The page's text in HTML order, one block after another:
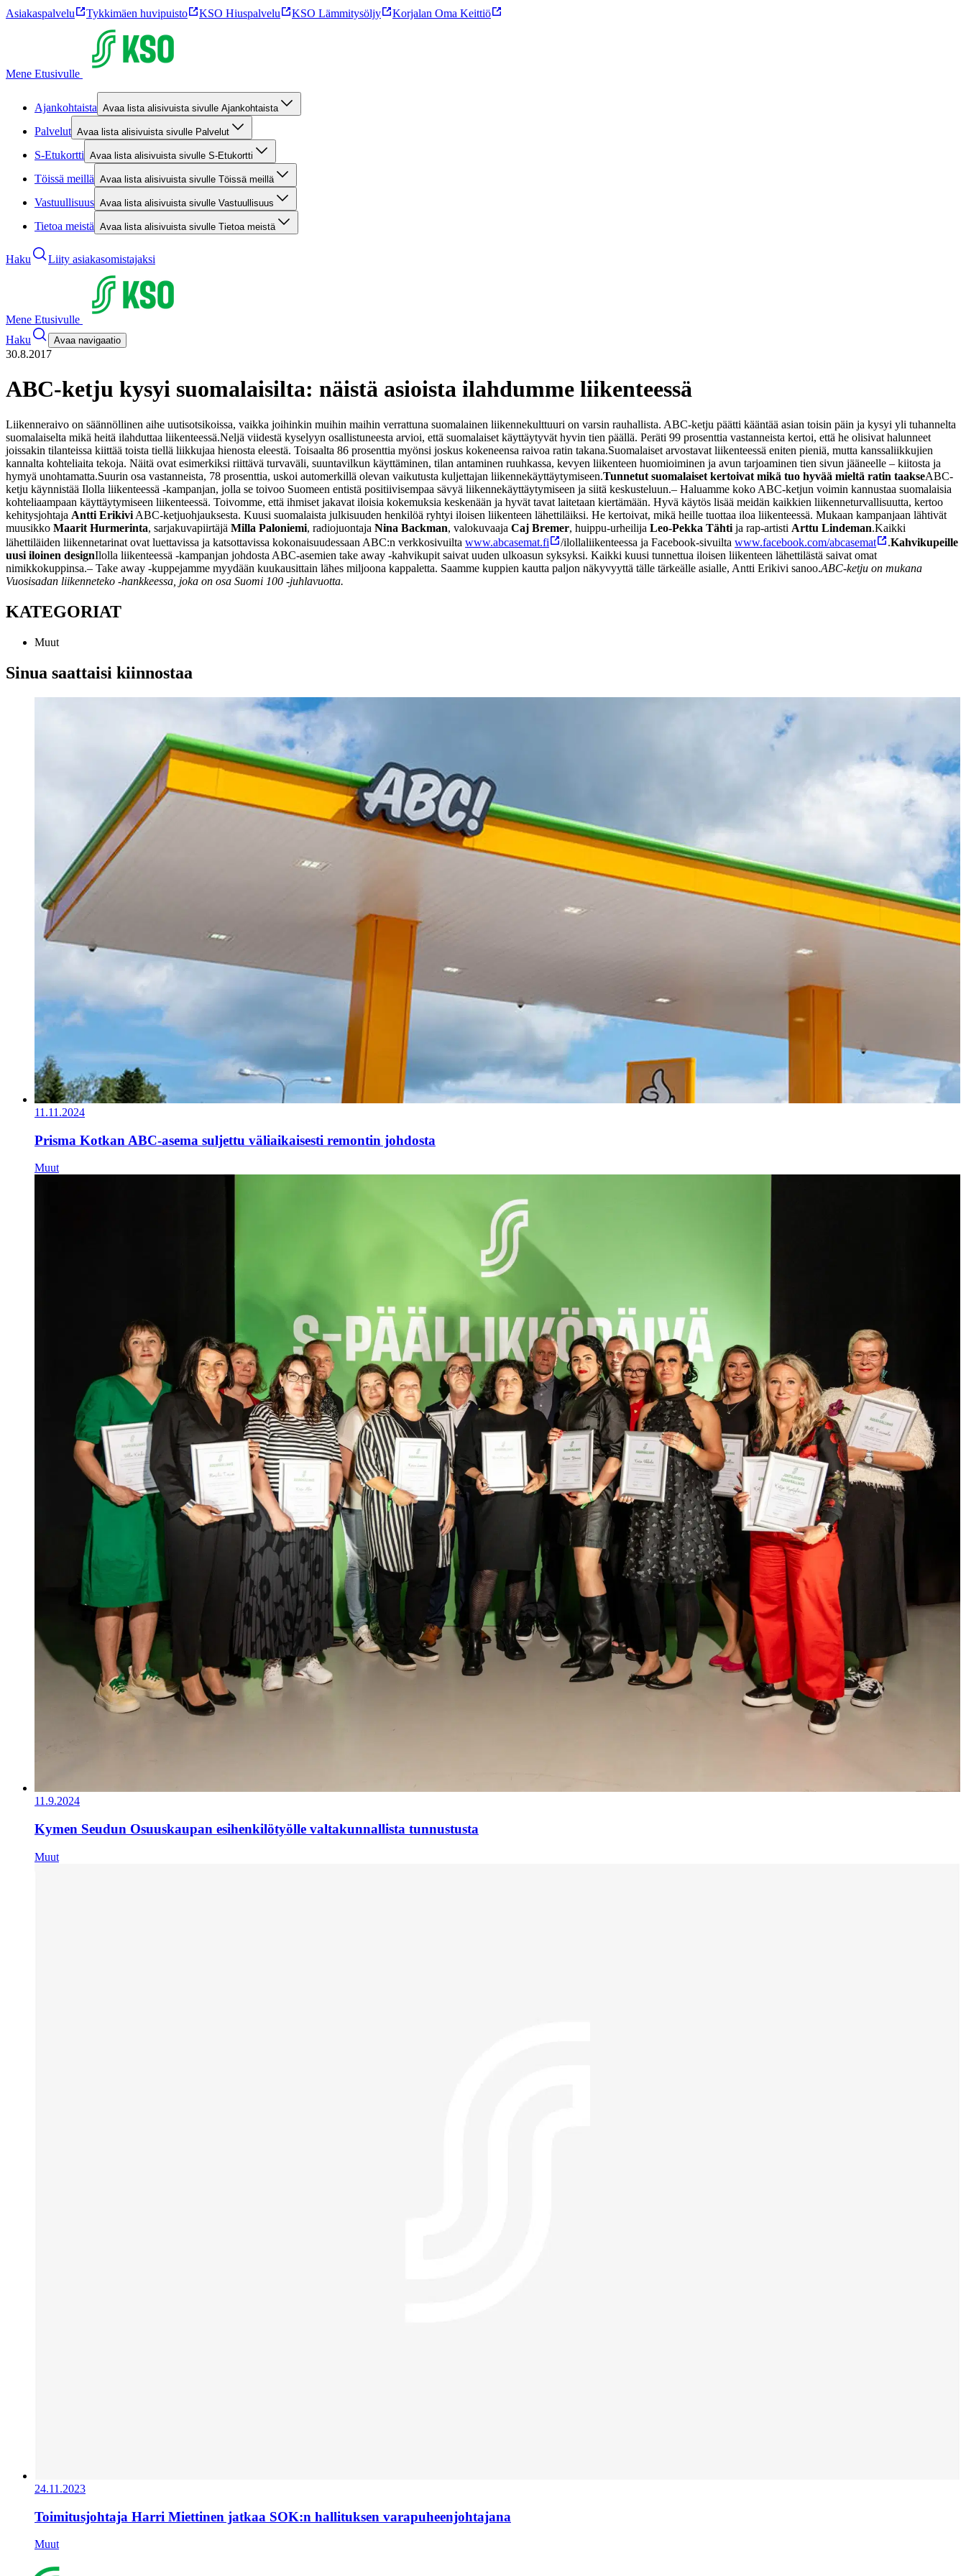
Asiakaspalvelu Tykkimäen huvipuisto KSO Hiuspalvelu KSO Lämmitysöljy Korjalan Oma Keittiö
Mene Etusivulle
Ajankohtaista Avaa lista alisivuista sivulle Ajankohtaista
Palvelut Avaa lista alisivuista sivulle Palvelut
S-Etukortti Avaa lista alisivuista sivulle S-Etukortti
Töissä meillä Avaa lista alisivuista sivulle Töissä meillä
Vastuullisuus Avaa lista alisivuista sivulle Vastuullisuus
Tietoa meistä Avaa lista alisivuista sivulle Tietoa meistä
Haku Liity asiakasomistajaksi
Mene Etusivulle
Haku
Avaa navigaatio
30.8.2017
ABC-ketju kysyi suomalaisilta: näistä asioista ilahdumme liikenteessä
Liikenneraivo on säännöllinen aihe uutisotsikoissa, vaikka joihinkin muihin maihin verrattuna suomalainen liikennekulttuuri on varsin rauhallista. ABC-ketju päätti kääntää asian toisin päin ja kysyi yli tuhannelta
suomalaiselta mikä heitä ilahduttaa liikenteessä.Neljä viidestä kyselyyn osallistuneesta arvioi, että suomalaiset käyttäytyvät hyvin tien päällä. Peräti 99 prosenttia vastanneista kertoi, että he olisivat halunneet
joissakin tilanteissa kiittää toista tiellä liikkujaa hienosta eleestä. Toisaalta 86 prosenttia myönsi joskus kokeneensa raivoa ratin takana.Suomalaiset arvostavat liikenteessä eniten pieniä, mutta kanssaliikkujien
kannalta kohteliaita tekoja. Näitä ovat esimerkiksi riittävä turvaväli, suuntavilkun käyttäminen, tilan antaminen ruuhkassa, kevyen liikenteen huomioiminen ja avun tarjoaminen tien sivun jääneelle – kiitosta ja
hymyä unohtamatta.Suurin osa vastanneista, 78 prosenttia, uskoi automerkillä olevan vaikutusta kuljettajan liikennekäyttäytymiseen.Tunnetut suomalaiset kertoivat mikä tuo hyvää mieltä ratin taakseABC-
ketju käynnistää Ilolla liikenteessä -kampanjan, jolla se toivoo Suomeen entistä positiivisempaa sävyä liikennekäyttäytymiseen ja siitä keskusteluun.– Haluamme koko ABC-ketjun voimin kannustaa suomalaisia
kohteliaampaan käyttäytymiseen liikenteessä. Toivomme, että ihmiset jakavat iloisia kokemuksia keskenään ja hyvät tavat laitetaan kiertämään. Hyvä käytös lisää meidän kaikkien liikenneturvallisuutta, kertoo
kehitysjohtaja Antti Erikivi ABC-ketjuohjauksesta. Kuusi suomalaista julkisuuden henkilöä ryhtyi iloisen liikenteen lähettiläiksi. He kertoivat, mikä heille tuottaa iloa liikenteessä. Mukaan kampanjaan lähtivät
muusikko Maarit Hurmerinta, sarjakuvapiirtäjä Milla Paloniemi, radiojuontaja Nina Backman, valokuvaaja Caj Bremer, huippu-urheilija Leo-Pekka Tähti ja rap-artisti Arttu Lindeman.Kaikki
lähettiläiden liikennetarinat ovat luettavissa ja katsottavissa kokonaisuudessaan ABC:n verkkosivuilta www.abcasemat.fi /ilollaliikenteessa ja Facebook-sivuilta www.facebook.com/abcasemat .Kahvikupeille
uusi iloinen designIlolla liikenteessä -kampanjan johdosta ABC-asemien take away -kahvikupit saivat uuden ulkoasun syksyksi. Kaikki kuusi tunnettua iloisen liikenteen lähettilästä saivat omat
nimikkokuppinsa.– Take away -kuppejamme myydään kuukausittain lähes miljoona kappaletta. Saamme kuppien kautta paljon näkyvyyttä tälle tärkeälle asialle, Antti Erikivi sanoo.ABC-ketju on mukana
Vuosisadan liikenneteko -hankkeessa, joka on osa Suomi 100 -juhlavuotta.
KATEGORIAT
Muut
Sinua saattaisi kiinnostaa
11.11.2024
Prisma Kotkan ABC-asema suljettu väliaikaisesti remontin johdosta
Muut
11.9.2024
Kymen Seudun Osuuskaupan esihenkilötyölle valtakunnallista tunnustusta
Muut
24.11.2023
Toimitusjohtaja Harri Miettinen jatkaa SOK:n hallituksen varapuheenjohtajana
Muut